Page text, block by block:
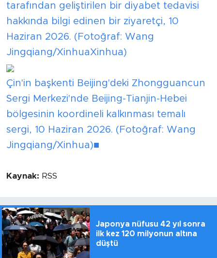
tarafından geliştirilen bir diyabet tedavisi
hakkında bilgi edinen bir ziyaretçi, 10
Haziran 2026. (Fotoğraf: Wang
Jingqiang/XinhuaXinhua)
Çin'in başkenti Beijing'deki Zhongguancun
Sergi Merkezi'nde Beijing-Tianjin-Hebei
bölgesinin koordineli kalkınması temalı
sergi, 10 Haziran 2026. (Fotoğraf: Wang
Jingqiang/Xinhua)■
Kaynak: RSS
Japonya nüfusu 42 yıl sonra
ilk kez 120 milyonun altına
düştü